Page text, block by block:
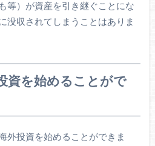
等）が資産を引き継ぐことにな
没収されてしまうことはありま
資を始めることがで
外投資を始めることができま